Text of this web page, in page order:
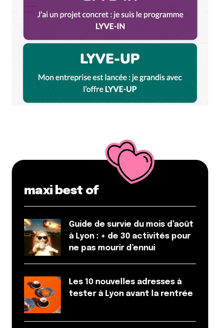
maxi best of
Guide de survie du mois d’août
à Lyon : + de 30 activités pour
ne pas mourir d’ennui
Les 10 nouvelles adresses à
tester à Lyon avant la rentrée